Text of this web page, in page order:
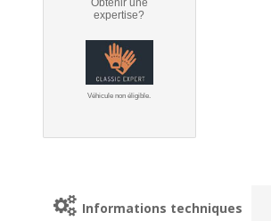
expertise?
Véhicule non éligible.
Informations techniques